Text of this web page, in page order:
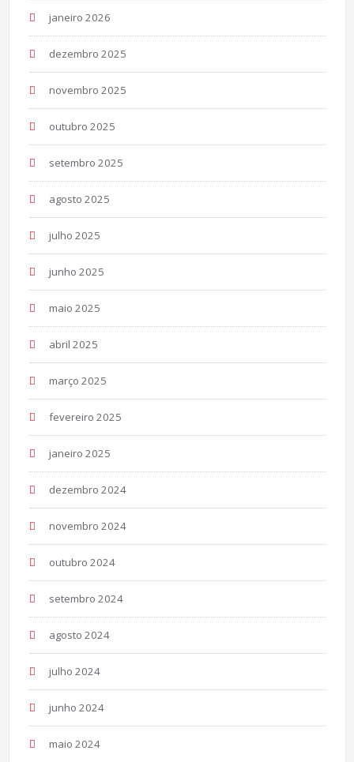
janeiro 2026
dezembro 2025
novembro 2025
outubro 2025
setembro 2025
agosto 2025
julho 2025
junho 2025
maio 2025
abril 2025
março 2025
fevereiro 2025
janeiro 2025
dezembro 2024
novembro 2024
outubro 2024
setembro 2024
agosto 2024
julho 2024
junho 2024
maio 2024